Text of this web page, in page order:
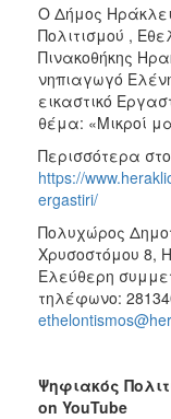
Ο Δήμος
Πολιτισμού ,
Πινακοθήκης
νηπιαγωγό
εικαστικό
θέμα: «Μικροί
Περισσότερα
https://
ergastiri/
Πολυχώρος
Χρυσοστόμου 8,
Ελεύθερη
τηλέφωνο:
Ψηφιακός
on YouTube